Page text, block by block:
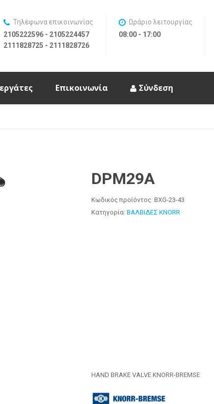
Τηλέφωνα επικοινωνίας
2105222596 - 2105224457
2111828725 - 2111828726
Ωράριο λειτουργίας
08:00 - 17:00
Επικοινωνία Σύνδεση
DPM29A
Κωδικός προϊόντος: BXG-23-43
Κατηγορία: ΒΑΛΒΙΔΕΣ KNORR
HAND BRAKE VALVE KNORR-BREMSE